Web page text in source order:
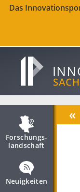
Das
Forschungs­
landschaft
Neuigkeiten
«